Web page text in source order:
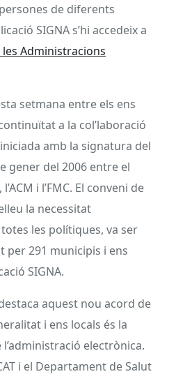
de diferents
SIGNA s’hi accedeix a
Administracions
setmana entre els ens
a la col’laboració
amb la signatura del
gener del 2006 entre el
i l’FMC. El conveni de
la necessitat
les polítiques, va ser
per 291 municipis i ens
SIGNA.
aquest nou acord de
i ens locals és la
l’administració electrònica.
i el Departament de Salut